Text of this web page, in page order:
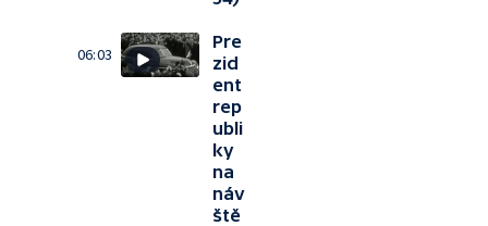
06:03
Pre
zid
ent
rep
ubli
ky
na
náv
ště